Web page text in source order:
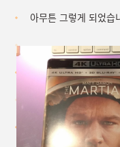
아무튼 그렇게 되었습